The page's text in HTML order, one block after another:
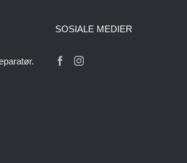
SOSIALE MEDIER